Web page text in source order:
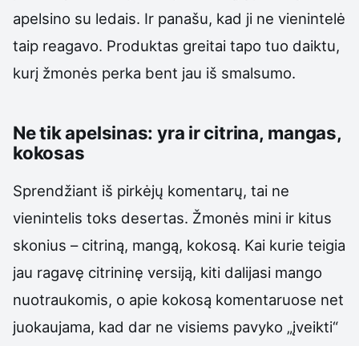
apelsino su ledais. Ir panašu, kad ji ne vienintelė
taip reagavo. Produktas greitai tapo tuo daiktu,
kurį žmonės perka bent jau iš smalsumo.
Ne tik apelsinas: yra ir citrina, mangas,
kokosas
Sprendžiant iš pirkėjų komentarų, tai ne
vienintelis toks desertas. Žmonės mini ir kitus
skonius – citriną, mangą, kokosą. Kai kurie teigia
jau ragavę citrininę versiją, kiti dalijasi mango
nuotraukomis, o apie kokosą komentaruose net
juokaujama, kad dar ne visiems pavyko „įveikti“